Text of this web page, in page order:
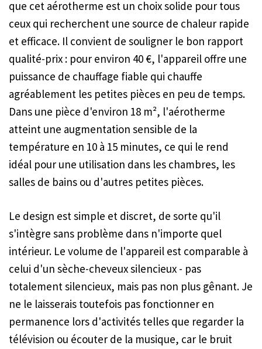
que cet aérotherme est un choix solide pour tous
ceux qui recherchent une source de chaleur rapide
et efficace. Il convient de souligner le bon rapport
qualité-prix : pour environ 40 €, l'appareil offre une
puissance de chauffage fiable qui chauffe
agréablement les petites pièces en peu de temps.
Dans une pièce d'environ 18 m², l'aérotherme
atteint une augmentation sensible de la
température en 10 à 15 minutes, ce qui le rend
idéal pour une utilisation dans les chambres, les
salles de bains ou d'autres petites pièces.
Le design est simple et discret, de sorte qu'il
s'intègre sans problème dans n'importe quel
intérieur. Le volume de l'appareil est comparable à
celui d'un sèche-cheveux silencieux - pas
totalement silencieux, mais pas non plus gênant. Je
ne le laisserais toutefois pas fonctionner en
permanence lors d'activités telles que regarder la
télévision ou écouter de la musique, car le bruit